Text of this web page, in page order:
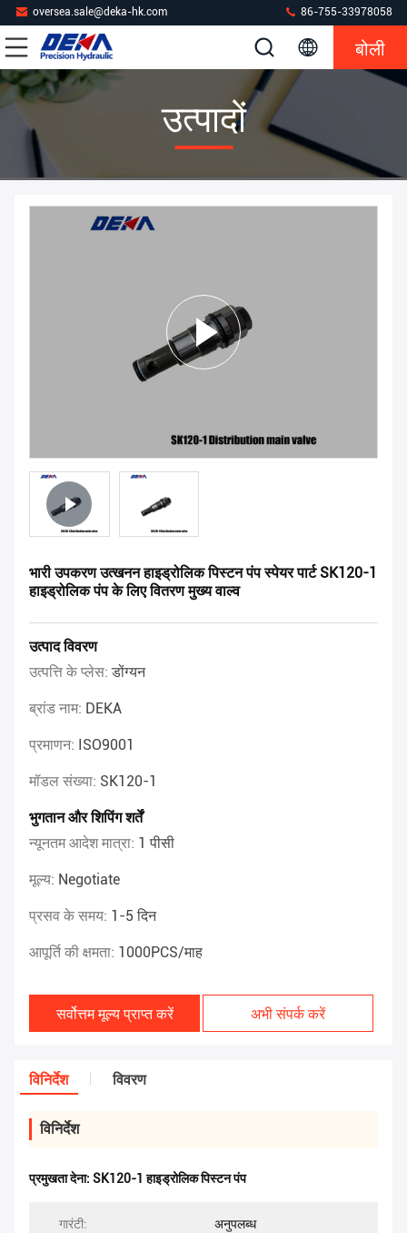
oversea.sale@deka-hk.com 86-755-33978058
बोली
उत्पादों
भारी उपकरण उत्खनन हाइड्रोलिक पिस्टन पंप स्पेयर पार्ट SK120-1
हाइड्रोलिक पंप के लिए वितरण मुख्य वाल्व
उत्पाद विवरण
उत्पत्ति के प्लेस:डोंग्यन
ब्रांड नाम: DEKA
प्रमाणन: ISO9001
मॉडल संख्या: SK120-1
भुगतान और शिपिंग शर्तें
न्यूनतम आदेश मात्रा: 1 पीसी
मूल्य: Negotiate
प्रसव के समय: 1-5 दिन
आपूर्ति की क्षमता: 1000PCS/माह
सर्वोत्तम मूल्य प्राप्त करें अभी संपर्क करें
विनिर्देश विवरण
विनिर्देश
प्रमुखता देना: SK120-1 हाइड्रोलिक पिस्टन पंप
गारंटी: अनुपलब्ध